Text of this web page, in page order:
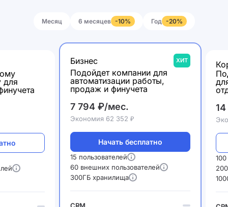
Месяц 6 месяцев -10% Год -20%
для
Бизнес ХИТ
Подойдет компании для
автоматизации работы,
продаж и финучета
7 794 ₽/мес.
Экономия 62 352 ₽
Начать бесплатно
15 пользователей
60 внешних пользователей
300ГБ хранилища